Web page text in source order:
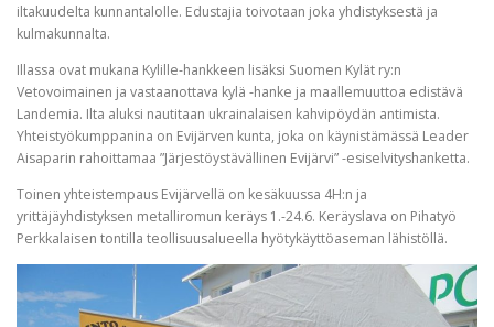
iltakuudelta kunnantalolle. Edustajia toivotaan joka yhdistyksestä ja
kulmakunnalta.
Illassa ovat mukana Kylille-hankkeen lisäksi Suomen Kylät ry:n
Vetovoimainen ja vastaanottava kylä -hanke ja maallemuuttoa edistävä
Landemia. Ilta aluksi nautitaan ukrainalaisen kahvipöydän antimista.
Yhteistyökumppanina on Evijärven kunta, joka on käynistämässä Leader
Aisaparin rahoittamaa ”Järjestöystävällinen Evijärvi” -esiselvityshanketta.
Toinen yhteistempaus Evijärvellä on kesäkuussa 4H:n ja
yrittäjäyhdistyksen metalliromun keräys 1.-24.6. Keräyslava on Pihatyö
Perkkalaisen tontilla teollisuusalueella hyötykäyttöaseman lähistöllä.